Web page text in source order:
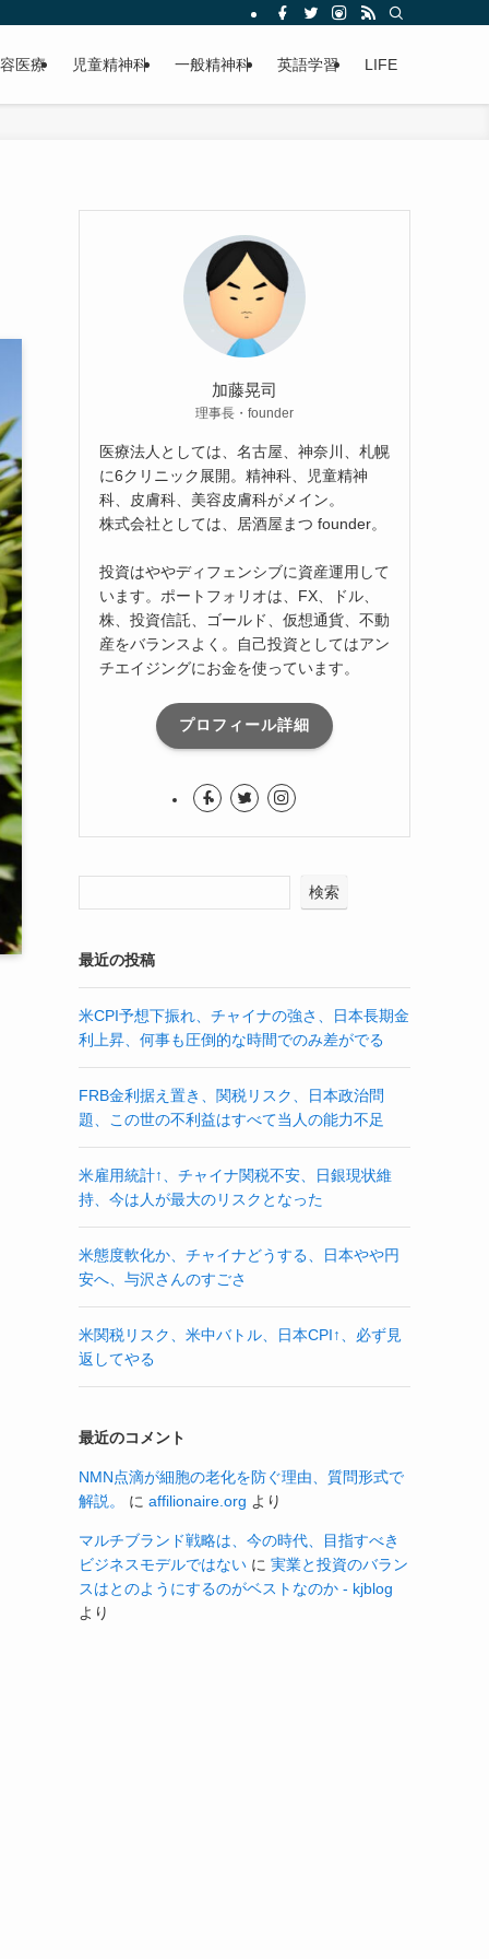
医療 児童精神科 一般精神科 英語学習 LIFE
加藤晃司
理事長・founder
医療法人としては、名古屋、神奈川、札幌
に6クリニック展開。精神科、児童精神
科、皮膚科、美容皮膚科がメイン。
株式会社としては、居酒屋まつ founder。
投資はややディフェンシブに資産運用して
います。ポートフォリオは、FX、ドル、
株、投資信託、ゴールド、仮想通貨、不動
産をバランスよく。自己投資としてはアン
チエイジングにお金を使っています。
プロフィール詳細
検索
最近の投稿
米CPI予想下振れ、チャイナの強さ、日本長期金
利上昇、何事も圧倒的な時間でのみ差がでる
FRB金利据え置き、関税リスク、日本政治問
題、この世の不利益はすべて当人の能力不足
米雇用統計↑、チャイナ関税不安、日銀現状維
持、今は人が最大のリスクとなった
米態度軟化か、チャイナどうする、日本やや円
安へ、与沢さんのすごさ
米関税リスク、米中バトル、日本CPI↑、必ず見
返してやる
最近のコメント
NMN点滴が細胞の老化を防ぐ理由、質問形式で
解説。
に affilionaire.org より
マルチブランド戦略は、今の時代、目指すべき
ビジネスモデルではない に 実業と投資のバラン
スはとのようにするのがベストなのか - kjblog
より